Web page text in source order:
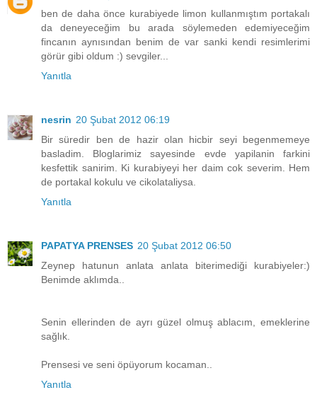
ben de daha önce kurabiyede limon kullanmıştım portakalı
da deneyeceğim bu arada söylemeden edemiyeceğim
fincanın aynısından benim de var sanki kendi resimlerimi
görür gibi oldum :) sevgiler...
Yanıtla
nesrin 20 Şubat 2012 06:19
Bir süredir ben de hazir olan hicbir seyi begenmemeye
basladim. Bloglarimiz sayesinde evde yapilanin farkini
kesfettik sanirim. Ki kurabiyeyi her daim cok severim. Hem
de portakal kokulu ve cikolataliysa.
Yanıtla
PAPATYA PRENSES 20 Şubat 2012 06:50
Zeynep hatunun anlata anlata biterimediği kurabiyeler:)
Benimde aklımda..
Senin ellerinden de ayrı güzel olmuş ablacım, emeklerine
sağlık.
Prensesi ve seni öpüyorum kocaman..
Yanıtla